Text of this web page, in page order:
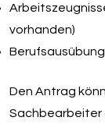
vorhanden)
Den Antrag
Sachbearbeiter